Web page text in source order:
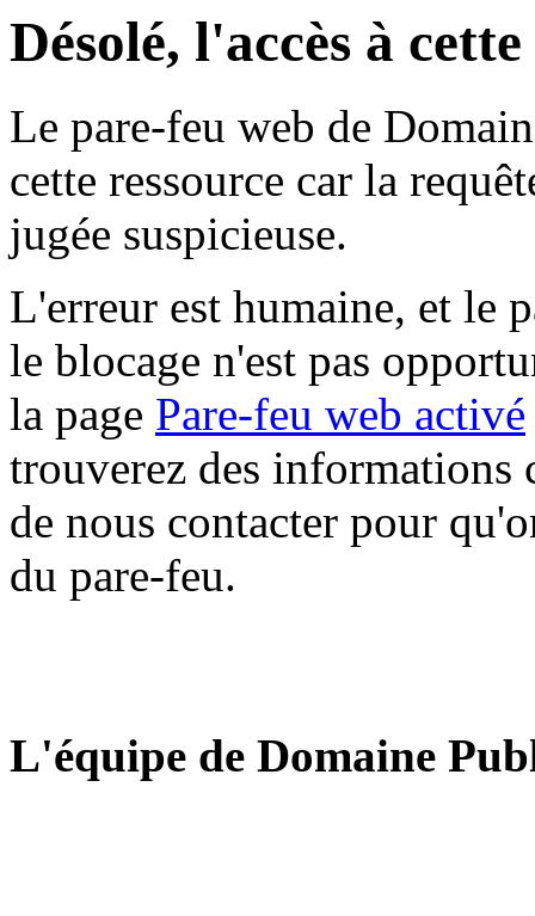
Désolé, l'accès à
Le pare-feu web de
cette ressource car la
jugée suspicieuse.
L'erreur est humaine, et le
le blocage n'est pas
la page Pare-feu web activé
trouverez des informations
de nous contacter pour
du pare-feu.
L'équipe de Domaine